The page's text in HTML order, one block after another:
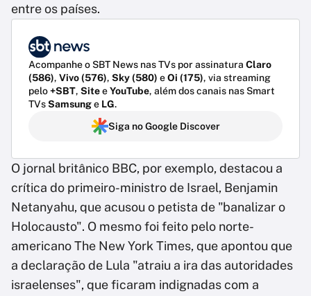
entre os países.
Acompanhe o SBT News nas TVs por assinatura Claro
(586), Vivo (576), Sky (580) eOi (175), via streaming
pelo+SBT, SiteeYouTube, além dos canais nas Smart
TVsSamsunge LG.
Siga no Google Discover
O jornal britânico BBC, por exemplo, destacou a
crítica do primeiro-ministro de Israel, Benjamin
Netanyahu, que acusou o petista de "banalizar o
Holocausto". O mesmo foi feito pelo norte-
americano The New York Times, que apontou que
a declaração de Lula "atraiu a ira das autoridades
israelenses", que ficaram indignadas com a